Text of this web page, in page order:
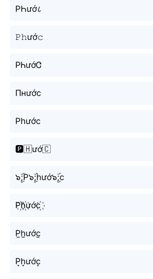
PҺướ८
𝙿𝚑ướ𝚌
PᏂướᏣ
Пнướс
Phước
🅿️🇭ướ🇨
๖ۣۜ;P๖ۣۜ;hướ๖ۣۜ;c
P꙰h꙰ước꙰
P̫h̫ước̫
P͙h͙ước͙